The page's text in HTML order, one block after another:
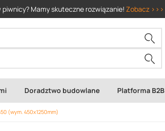
piwnicy? Mamy skuteczne rozwiązanie! Zobacz >>>
Doradztwo budowlane Platforma B2B
(wym. 450x1250mm)